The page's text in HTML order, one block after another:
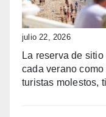
de
de
julio 22, 2026
La reserva de
cada verano
turistas molestos,